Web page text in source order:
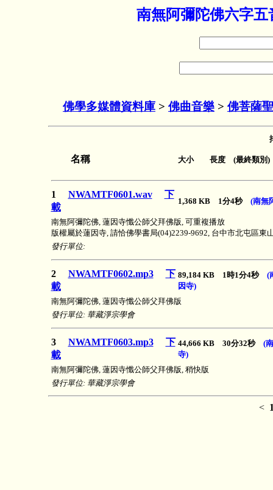
南無阿彌陀佛六字
佛學多媒體資料庫 > 佛曲音樂 > 佛菩薩
名稱 大小 長度 (最終類別)
1 NWAMTF0601.wav
下
載
1,368 KB 1分4秒 (南無
南無阿彌陀佛, 蓮因寺懺公師父拜佛版, 可重複播放
版權屬於蓮因寺, 請恰佛學書局(04)2239-9692, 台中市北屯區東
發行單位:
2 NWAMTF0602.mp3
下
載
89,184 KB 1時1分4秒 (
因寺)
南無阿彌陀佛, 蓮因寺懺公師父拜佛版
發行單位: 華藏淨宗學會
3 NWAMTF0603.mp3
下
載
44,666 KB 30分32秒 (
寺)
南無阿彌陀佛, 蓮因寺懺公師父拜佛版, 稍快版
發行單位: 華藏淨宗學會
<